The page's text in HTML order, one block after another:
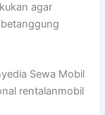
agar
Sewa Mobil
rentalanmobil